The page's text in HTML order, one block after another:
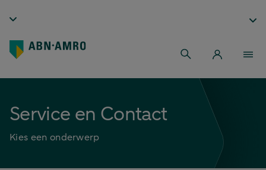
Service en Contact
Kies een onderwerp